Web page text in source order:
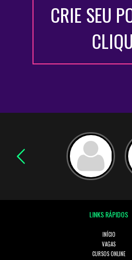
CRIE SEU
LINKS RÁPIDOS
INÍCIO
VAGAS
CURSOS ONLINE